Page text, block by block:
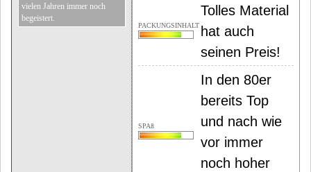
PACKUNGSINHALT
Tolles Material
hat auch
seinen Preis!
SPAß
In den 80er
bereits Top
und nach wie
vor immer
noch hoher
vielen Jahren immer noch
begeistert.